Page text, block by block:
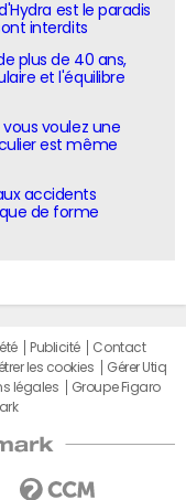
est le paradis
interdits
plus de 40 ans,
et l'équilibre
voulez une
est même
accidents
de forme
Publicité
Contact
les cookies
Gérer Utiq
légales
Groupe Figaro